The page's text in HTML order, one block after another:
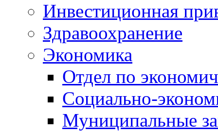
Инвестиционная
Здравоохранение
Экономика
Отдел по
Социально-
Муниципальные